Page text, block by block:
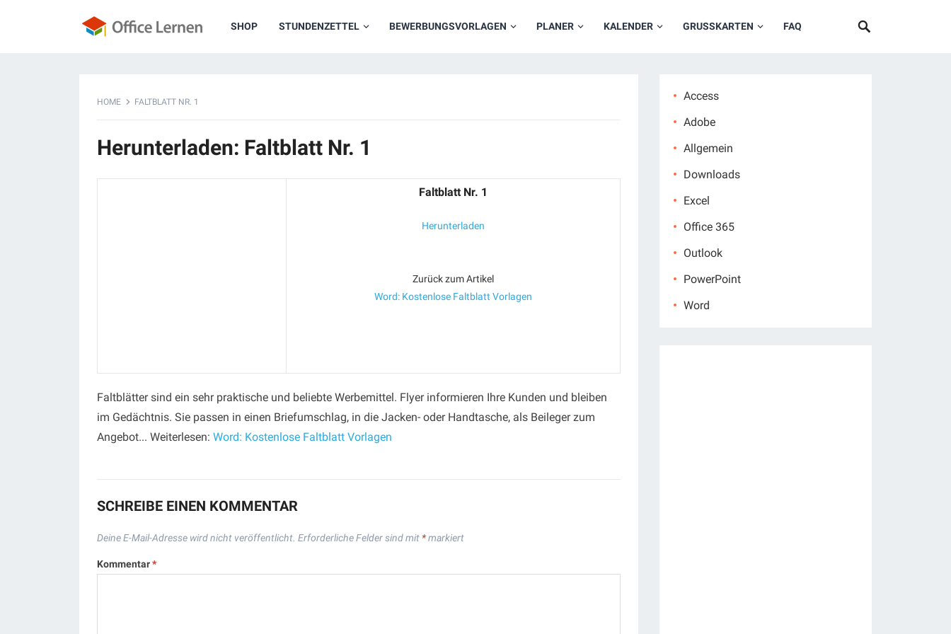
SHOP STUNDENZETTEL BEWERBUNGSVORLAGEN PLANER KALENDER GRUSSKARTEN FAQ
HOME FALTBLATT NR. 1
Herunterladen: Faltblatt Nr. 1
Faltblatt Nr. 1
Herunterladen
Zurück zum Artikel
Word: Kostenlose Faltblatt Vorlagen
Faltblätter sind ein sehr praktische und beliebte Werbemittel. Flyer informieren Ihre Kunden und bleiben
im Gedächtnis. Sie passen in einen Briefumschlag, in die Jacken- oder Handtasche, als Beileger zum
Angebot... Weiterlesen: Word: Kostenlose Faltblatt Vorlagen
SCHREIBE EINEN KOMMENTAR
Deine E-Mail-Adresse wird nicht veröffentlicht. Erforderliche Felder sind mit *markiert
Kommentar*
Access
Adobe
Allgemein
Downloads
Excel
Office 365
Outlook
PowerPoint
Word